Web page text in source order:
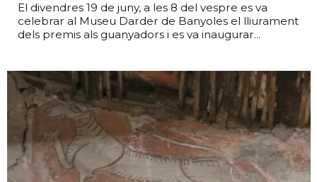
El divendres 19 de juny, a les 8 del vespre es va
celebrar al Museu Darder de Banyoles el lliurament
dels premis als guanyadors i es va inaugurar...